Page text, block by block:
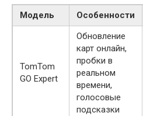
Модель Особенности
TomTom
GO Expert
Обновление
карт онлайн,
пробки в
реальном
времени,
голосовые
подсказки